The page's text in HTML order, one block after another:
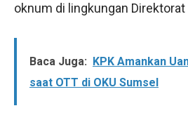
oknum di lingkungan
Baca Juga: KPK Amankan
saat OTT di OKU Sumsel